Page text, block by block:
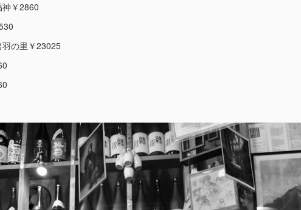
￥2860
の里￥23025